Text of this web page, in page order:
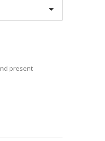

present